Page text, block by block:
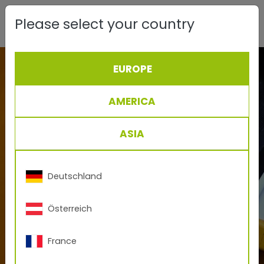
Please select your country
EUROPE
AMERICA
ASIA
Deutschland
Österreich
France